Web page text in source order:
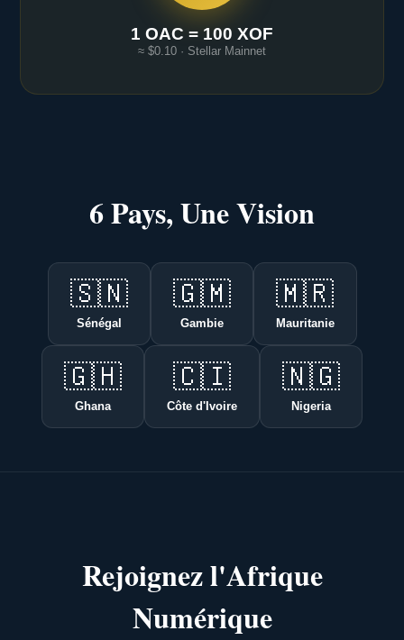
1 OAC = 100 XOF
≈ $0.10 · Stellar Mainnet
6 Pays, Une Vision
🇸🇳
Sénégal
🇬🇲
Gambie
🇲🇷
Mauritanie
🇬🇭
Ghana
🇨🇮
Côte d'Ivoire
🇳🇬
Nigeria
Rejoignez l'Afrique
Numérique